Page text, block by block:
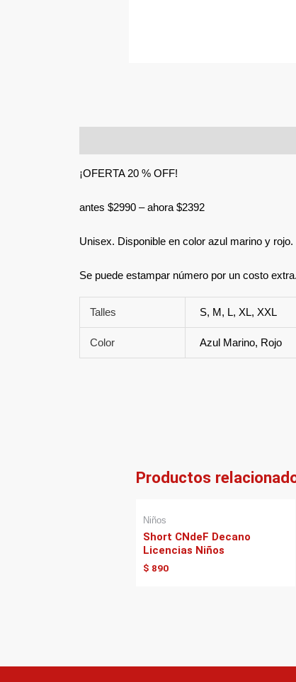
¡OFERTA 20 % OFF!
antes $2990 – ahora $2392
Unisex. Disponible en color azul marino y rojo.
Se puede estampar número por un costo
Talles S, M, L, XL, XXL
Color Azul Marino, Rojo
Productos
Niños
Short CNdeF Decano
Licencias Niños
$ 890